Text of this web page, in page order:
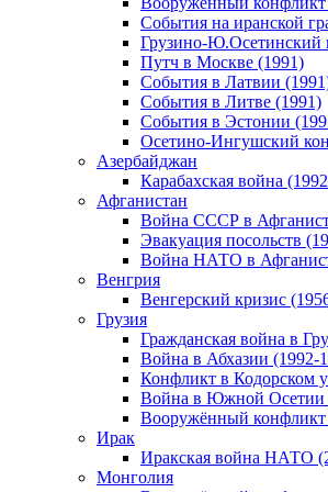
События на иранской
Грузино-Ю.Осетинский
Путч в Москве (1991)
События в Латвии
События в Литве (1991)
События в Эстонии
Осетино-Ингушский
Азербайджан
Карабахская война
Афганистан
Война СССР в
Эвакуация посольств
Война НАТО в
Венгрия
Венгерский кризис
Грузия
Гражданская война в
Война в Абхазии (1992-
Конфликт в Кодорском
Война в Южной Осетии
Вооружённый конфликт
Ирак
Иракская война НАТО
Монголия